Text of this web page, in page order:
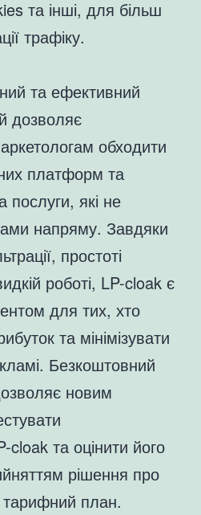
та інші, для більш
трафіку.
та ефективний
дозволяє
обходити
платформ та
послуги, які не
напряму. Завдяки
простоті
роботі, LP-cloak є
для тих, хто
та мінімізувати
Безкоштовний
новим
cloak та оцінити його
рішення про
тарифний план.